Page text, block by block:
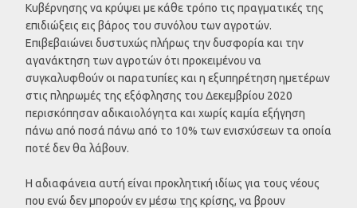
Κυβέρνησης να κρύψει με κάθε τρόπο τις πραγματικές της
επιδιώξεις εις βάρος του συνόλου των αγροτών.
Επιβεβαιώνει δυστυχώς πλήρως την δυσφορία και την
αγανάκτηση των αγροτών ότι προκειμένου να
συγκαλυφθούν οι παρατυπίες και η εξυπηρέτηση ημετέρων
στις πληρωμές της εξόφλησης του Δεκεμβρίου 2020
περισκόπησαν αδικαιολόγητα και χωρίς καμία εξήγηση
πάνω από ποσά πάνω από το 10% των ενισχύσεων τα οποία
ποτέ δεν θα λάβουν.
Η αδιαφάνεια αυτή είναι προκλητική ιδίως για τους νέους
που ενώ δεν μπορούν εν μέσω της κρίσης, να βρουν